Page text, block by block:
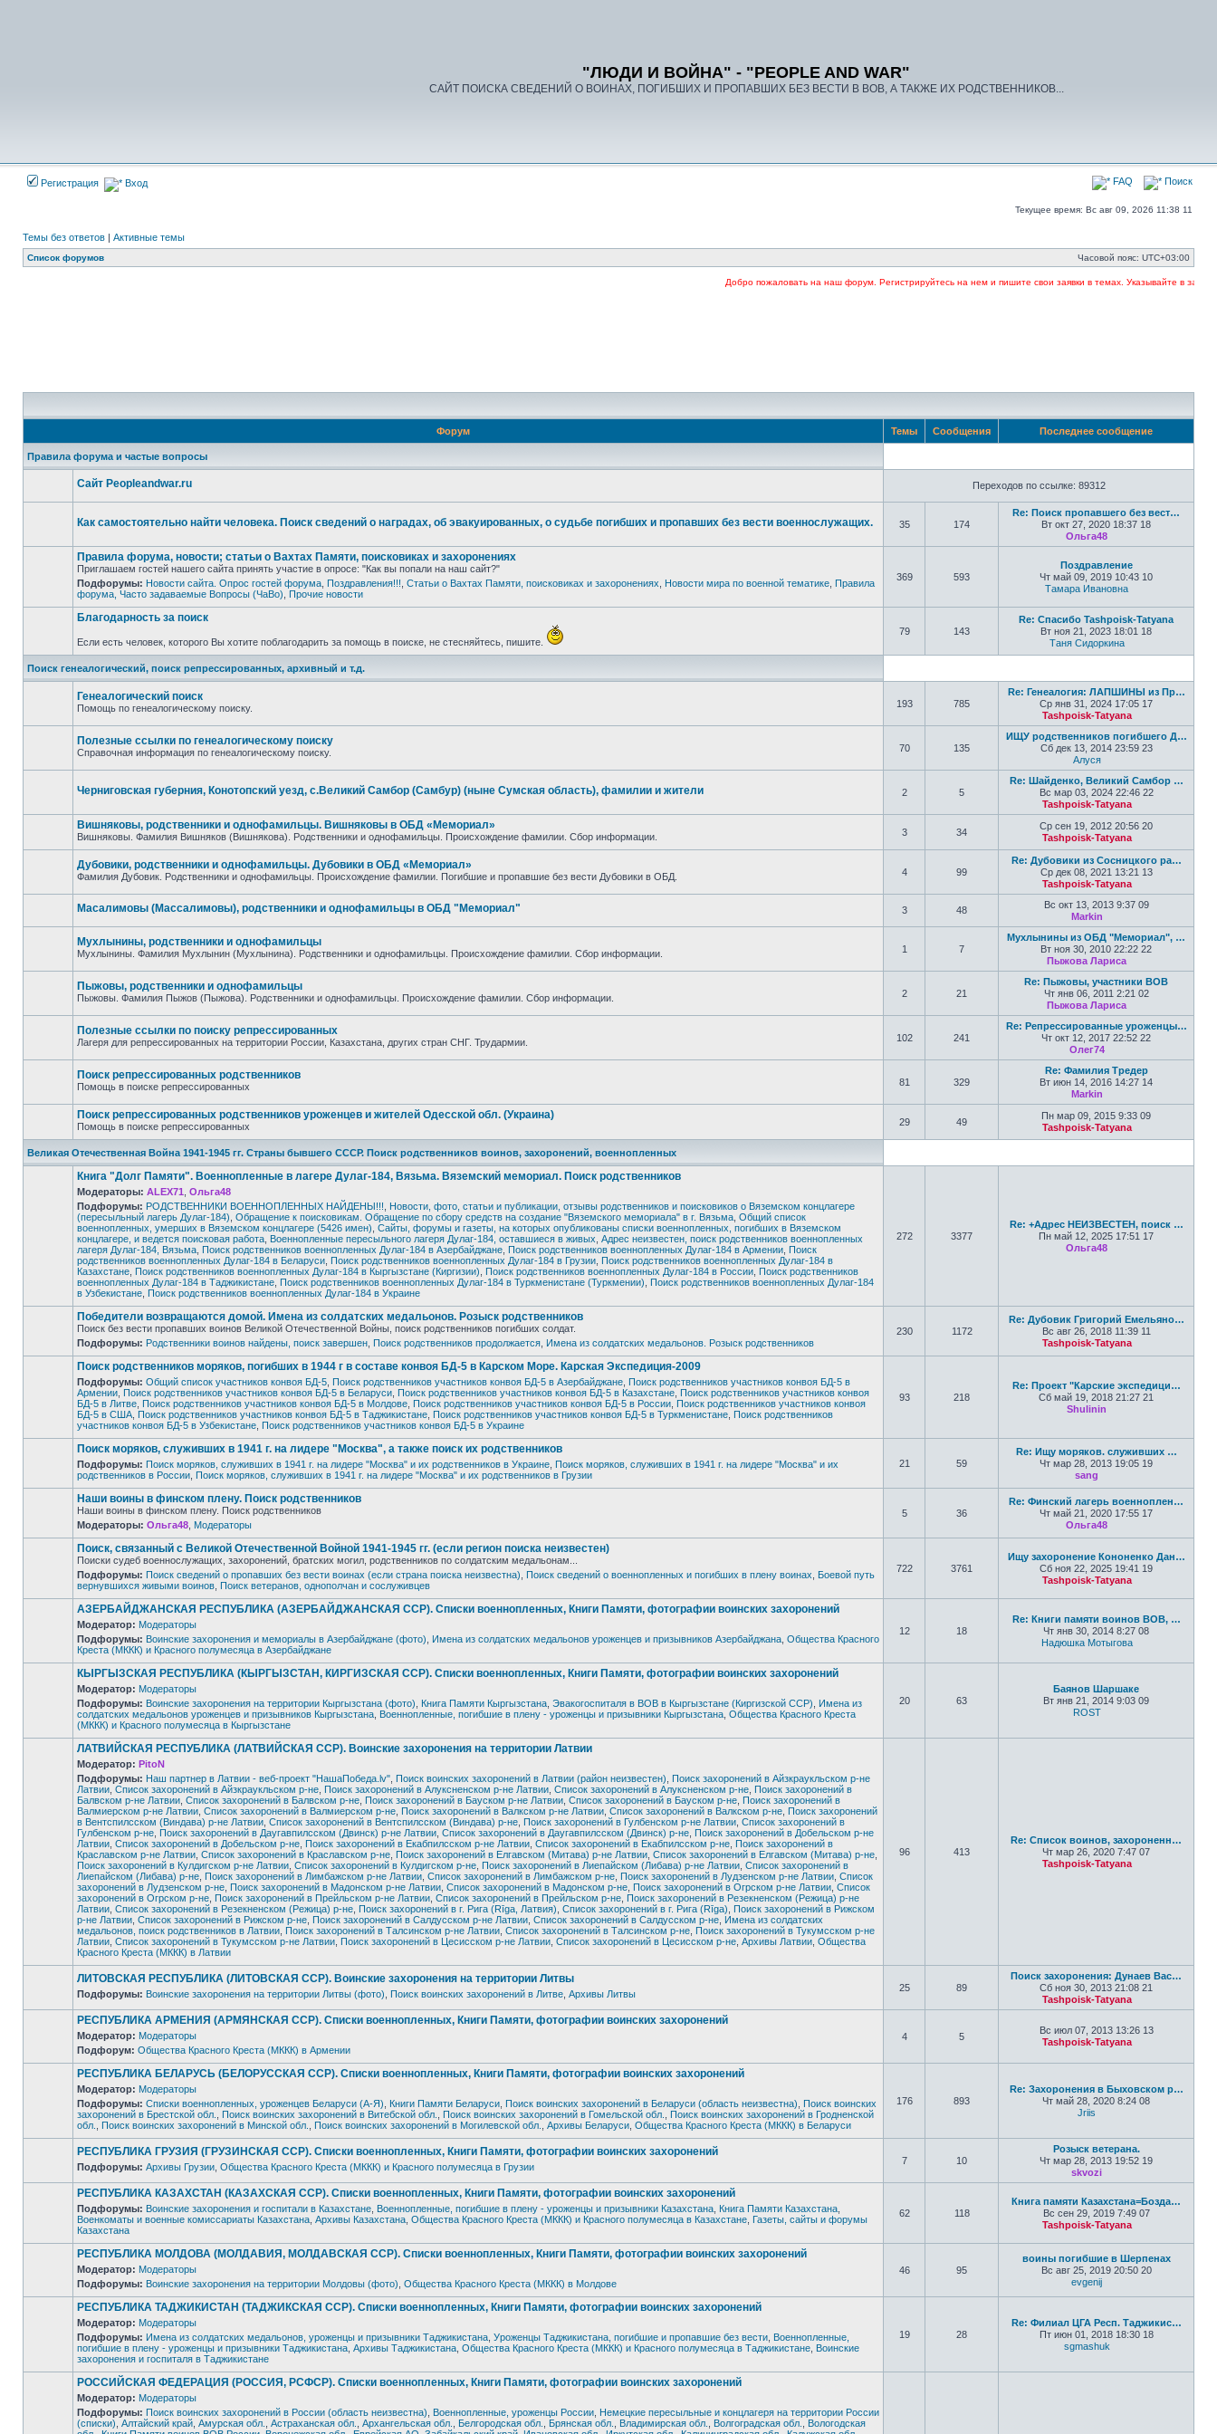
"ЛЮДИ И ВОЙНА" - "PEOPLE AND WAR"
САЙТ ПОИСКА СВЕДЕНИЙ О ВОИНАХ, ПОГИБШИХ И ПРОПАВШИХ БЕЗ ВЕСТИ В ВОВ, А ТАКЖЕ ИХ РОДСТВЕННИКОВ...
Регистрация Вход FAQ Поиск
Текущее время: Вс авг 09, 2026 11:38 11
Темы без ответов | Активные темы
Список форумов Часовой пояс: UTC+03:00
Добро пожаловать на наш форум. Регистрируйтесь на нем и пишите свои заявки в темах. Указывайте в заголовке темы
Форум Темы Сообщения Последнее сообщение
Правила форума и частые вопросы
Нет
сообщений
Сайт Peopleandwar.ru Переходов по ссылке: 89312
непрочитанных
сообщений
Как самостоятельно найти человека. Поиск сведений о наградах, об эвакуированных, о судьбе погибших и пропавших без вести военнослужащих. 35 174
Re: Поиск пропавшего без вест…
Вт окт 27, 2020 18:37 18
Ольга48
Перейти к
Нет
непрочитанных
сообщений
Правила форума, новости; статьи о Вахтах Памяти, поисковиках и захоронениях
Приглашаем гостей нашего сайта принять участие в опросе: "Как вы попали на наш сайт?"
Подфорумы: Новости сайта. Опрос гостей форума Поздравления!!! Статьи о Вахтах Памяти, поисковиках и захоронениях Новости мира по военной тематике Правила
форума, Часто задаваемые Вопросы (ЧаВо) Прочие новости
369 593
Поздравление
Чт май 09, 2019 10:43 10
Тамара Ивановна
Нет
непрочитанных
сообщений
Благодарность за поиск
Если есть человек, которого Вы хотите поблагодарить за помощь в поиске, не стесняйтесь, пишите.
79 143
Re: Спасибо Tashpoisk-Tatyana
Вт ноя 21, 2023 18:01 18
Таня Сидоркина
Поиск генеалогический, поиск репрессированных, архивный и т.д.
непрочитанных
сообщений
Генеалогический поиск
Помощь по генеалогическому поиску. 193 785
Re: Генеалогия: ЛАПШИНЫ из Пр…
Ср янв 31, 2024 17:05 17
Tashpoisk-Tatyana
Перейти к
непрочитанных
Полезные ссылки по генеалогическому поиску
Справочная информация по генеалогическому поиску. 70 135
ИЩУ родственников погибшего Д…
Сб дек 13, 2014 23:59 23
Алуся
Перейти к
непрочитанных
сообщений
Черниговская губерния, Конотопский уезд, с.Великий Самбор (Самбур) (ныне Сумская область), фамилии и жители 2 5
Re: Шайденко, Великий Самбор …
Вс мар 03, 2024 22:46 22
Tashpoisk-Tatyana
Перейти к
сообщений
Вишняковы, родственники и однофамильцы. Вишняковы в ОБД «Мемориал»
Вишняковы. Фамилия Вишняков (Вишнякова). Родственники и однофамильцы. Происхождение фамилии. Сбор информации. 3 34
Ср сен 19, 2012 20:56 20
Tashpoisk-Tatyana
непрочитанных
сообщений
Дубовики, родственники и однофамильцы. Дубовики в ОБД «Мемориал»
Фамилия Дубовик. Родственники и однофамильцы. Происхождение фамилии. Погибшие и пропавшие без вести Дубовики в ОБД. 4 99
Re: Дубовики из Сосницкого ра…
Ср дек 08, 2021 13:21 13
Tashpoisk-Tatyana
Перейти к
Нет
непрочитанных
сообщений
Масалимовы (Массалимовы), родственники и однофамильцы в ОБД "Мемориал" 3 48
Вс окт 13, 2013 9:37 09
Markin
Перейти к
непрочитанных
сообщений
Мухлынины, родственники и однофамильцы
Мухлынины. Фамилия Мухлынин (Мухлынина). Родственники и однофамильцы. Происхождение фамилии. Сбор информации. 1 7
Мухлынины из ОБД "Мемориал", …
Вт ноя 30, 2010 22:22 22
Пыжова Лариса
Перейти к
непрочитанных
сообщений
Пыжовы, родственники и однофамильцы
Пыжовы. Фамилия Пыжов (Пыжова). Родственники и однофамильцы. Происхождение фамилии. Сбор информации. 2 21
Re: Пыжовы, участники ВОВ
Чт янв 06, 2011 2:21 02
Пыжова Лариса
Перейти к
непрочитанных
сообщений
Полезные ссылки по поиску репрессированных
Лагеря для репрессированных на территории России, Казахстана, других стран СНГ. Трудармии. 102 241
Re: Репрессированные уроженцы…
Чт окт 12, 2017 22:52 22
Олег74
Перейти к
непрочитанных
сообщений
Поиск репрессированных родственников
Помощь в поиске репрессированных 81 329
Re: Фамилия Тредер
Вт июн 14, 2016 14:27 14
Markin
Перейти к
сообщений
Поиск репрессированных родственников уроженцев и жителей Одесской обл. (Украина)
Помощь в поиске репрессированных 29 49
Пн мар 09, 2015 9:33 09
Tashpoisk-Tatyana
Великая Отечественная Война 1941-1945 гг. Страны бывшего СССР. Поиск родственников воинов, захоронений, военнопленных
Нет
непрочитанных
сообщений
Книга "Долг Памяти". Военнопленные в лагере Дулаг-184, Вязьма. Вяземский мемориал. Поиск родственников
Модераторы: ALEX71 Ольга48
Подфорумы: РОДСТВЕННИКИ ВОЕННОПЛЕННЫХ НАЙДЕНЫ!!!
Новости, фото, статьи и публикации, отзывы родственников и поисковиков о Вяземском концлагере
(пересыльный лагерь Дулаг-184) Обращение к поисковикам. Обращение по сбору средств на создание "Вяземского мемориала" в г. Вязьма Общий список
военнопленных, умерших в Вяземском концлагере (5426 имен) Сайты, форумы и газеты, на которых опубликованы списки военнопленных, погибших в Вяземском
концлагере, и ведется поисковая работа Военнопленные пересыльного лагеря Дулаг-184, оставшиеся в живых Адрес неизвестен, поиск родственников военнопленных
лагеря Дулаг-184, Вязьма Поиск родственников военнопленных Дулаг-184 в Азербайджане Поиск родственников военнопленных Дулаг-184 в Армении Поиск
родственников военнопленных Дулаг-184 в Беларуси Поиск родственников военнопленных Дулаг-184 в Грузии Поиск родственников военнопленных Дулаг-184 в
Казахстане Поиск родственников военнопленных Дулаг-184 в Кыргызстане (Киргизии) Поиск родственников военнопленных Дулаг-184 в России Поиск родственников
военнопленных Дулаг-184 в Таджикистане Поиск родственников военнопленных Дулаг-184 в Туркменистане (Туркмении) Поиск родственников военнопленных Дулаг-184
в Узбекистане Поиск родственников военнопленных Дулаг-184 в Украине
272 3377
Re: +Адрес НЕИЗВЕСТЕН, поиск …
Пн май 12, 2025 17:51 17
Ольга48
Нет
непрочитанных
сообщений
Победители возвращаются домой. Имена из солдатских медальонов. Розыск родственников
Поиск без вести пропавших воинов Великой Отечественной Войны, поиск родственников погибших солдат.
Подфорумы: Родственники воинов найдены, поиск завершен Поиск родственников продолжается Имена из солдатских медальонов. Розыск родственников
230 1172
Re: Дубовик Григорий Емельяно…
Вс авг 26, 2018 11:39 11
Tashpoisk-Tatyana
Нет
непрочитанных
сообщений
Поиск родственников моряков, погибших в 1944 г в составе конвоя БД-5 в Карском Море. Карская Экспедиция-2009
Подфорумы: Общий список участников конвоя БД-5 Поиск родственников участников конвоя БД-5 в Азербайджане Поиск родственников участников конвоя БД-5 в
Армении Поиск родственников участников конвоя БД-5 в Беларуси Поиск родственников участников конвоя БД-5 в Казахстане Поиск родственников участников конвоя
БД-5 в Литве Поиск родственников участников конвоя БД-5 в Молдове Поиск родственников участников конвоя БД-5 в России Поиск родственников участников конвоя
БД-5 в США Поиск родственников участников конвоя БД-5 в Таджикистане Поиск родственников участников конвоя БД-5 в Туркменистане Поиск родственников
участников конвоя БД-5 в Узбекистане Поиск родственников участников конвоя БД-5 в Украине
93 218
Re: Проект "Карские экспедици…
Сб май 19, 2018 21:27 21
Shulinin
Нет
непрочитанных
сообщений
Поиск моряков, служивших в 1941 г. на лидере "Москва", а также поиск их родственников
Подфорумы: Поиск моряков, служивших в 1941 г. на лидере "Москва" и их родственников в Украине Поиск моряков, служивших в 1941 г. на лидере "Москва" и их
родственников в России Поиск моряков, служивших в 1941 г. на лидере "Москва" и их родственников в Грузии
21 59
Re: Ищу моряков. служивших …
Чт мар 28, 2013 19:05 19
sang
Нет
непрочитанных
сообщений
Наши воины в финском плену. Поиск родственников
Наши воины в финском плену. Поиск родственников
Модераторы: Ольга48 Модераторы
5 36
Re: Финский лагерь военноплен…
Чт май 21, 2020 17:55 17
Ольга48
Нет
непрочитанных
сообщений
Поиск, связанный с Великой Отечественной Войной 1941-1945 гг. (если регион поиска неизвестен)
Поиски судеб военнослужащих, захоронений, братских могил, родственников по солдатским медальонам...
Подфорумы: Поиск сведений о пропавших без вести воинах (если страна поиска неизвестна) Поиск сведений о военнопленных и погибших в плену воинах
Боевой путь
вернувшихся живыми воинов Поиск ветеранов, однополчан и сослуживцев
722 3761
Ищу захоронение Кононенко Дан…
Сб ноя 22, 2025 19:41 19
Tashpoisk-Tatyana
Нет
непрочитанных
сообщений
АЗЕРБАЙДЖАНСКАЯ РЕСПУБЛИКА (АЗЕРБАЙДЖАНСКАЯ ССР). Списки военнопленных, Книги Памяти, фотографии воинских захоронений
Модератор: Модераторы
Подфорумы: Воинские захоронения и мемориалы в Азербайджане (фото) Имена из солдатских медальонов уроженцев и призывников Азербайджана Общества Красного
Креста (МККК) и Красного полумесяца в Азербайджане
12 18
Re: Книги памяти воинов ВОВ, …
Чт янв 30, 2014 8:27 08
Надюшка Мотыгова
Нет
непрочитанных
КЫРГЫЗСКАЯ РЕСПУБЛИКА (КЫРГЫЗСТАН, КИРГИЗСКАЯ ССР). Списки военнопленных, Книги Памяти, фотографии воинских захоронений
Модератор: Модераторы
Подфорумы: Воинские захоронения на территории Кыргызстана (фото) Книга Памяти Кыргызстана Эвакогоспиталя в ВОВ в Кыргызстане (Киргизской ССР)
Имена из
солдатских медальонов уроженцев и призывников Кыргызстана Военнопленные, погибшие в плену - уроженцы и призывники Кыргызстана Общества Красного Креста
(МККК) и Красного полумесяца в Кыргызстане
20 63
Баянов Шаршаке
Вт янв 21, 2014 9:03 09
ROST
Нет
непрочитанных
сообщений
ЛАТВИЙСКАЯ РЕСПУБЛИКА (ЛАТВИЙСКАЯ ССР). Воинские захоронения на территории Латвии
Модератор: PitoN
Подфорумы: Наш партнер в Латвии - веб-проект "НашаПобеда.lv" Поиск воинских захоронений в Латвии (район неизвестен) Поиск захоронений в Айзкраукльском р-не
Латвии Список захоронений в Айзкраукльском р-не Поиск захоронений в Алуксненском р-не Латвии Список захоронений в Алуксненском р-не Поиск захоронений в
Балвском р-не Латвии Список захоронений в Балвском р-не Поиск захоронений в Бауском р-не Латвии Список захоронений в Бауском р-не Поиск захоронений в
Валмиерском р-не Латвии Список захоронений в Валмиерском р-не Поиск захоронений в Валкском р-не Латвии Список захоронений в Валкском р-не Поиск захоронений
в Вентспилсском (Виндава) р-не Латвии Список захоронений в Вентспилсском (Виндава) р-не Поиск захоронений в Гулбенском р-не Латвии Список захоронений в
Гулбенском р-не Поиск захоронений в Даугавпилсском (Двинск) р-не Латвии Список захоронений в Даугавпилсском (Двинск) р-не Поиск захоронений в Добельском р-не
Латвии Список захоронений в Добельском р-не Поиск захоронений в Екабпилсском р-не Латвии Список захоронений в Екабпилсском р-не Поиск захоронений в
Краславском р-не Латвии Список захоронений в Краславском р-не Поиск захоронений в Елгавском (Митава) р-не Латвии Список захоронений в Елгавском (Митава) р-не
Поиск захоронений в Кулдигском р-не Латвии Список захоронений в Кулдигском р-не Поиск захоронений в Лиепайском (Либава) р-не Латвии Список захоронений в
Лиепайском (Либава) р-не Поиск захоронений в Лимбажском р-не Латвии Список захоронений в Лимбажском р-не Поиск захоронений в Лудзенском р-не Латвии Список
захоронений в Лудзенском р-не Поиск захоронений в Мадонском р-не Латвии Список захоронений в Мадонском р-не Поиск захоронений в Огрском р-не Латвии Список
захоронений в Огрском р-не Поиск захоронений в Прейльском р-не Латвии Список захоронений в Прейльском р-не Поиск захоронений в Резекненском (Режица) р-не
Латвии Список захоронений в Резекненском (Режица) р-не Поиск захоронений в г. Рига (Rīga, Латвия) Список захоронений в г. Рига (Rīga) Поиск захоронений в Рижском
р-не Латвии Список захоронений в Рижском р-не Поиск захоронений в Салдусском р-не Латвии Список захоронений в Салдусском р-не Имена из солдатских
медальонов, поиск родственников в Латвии Поиск захоронений в Талсинском р-не Латвии Список захоронений в Талсинском р-не Поиск захоронений в Тукумсском р-не
Латвии Список захоронений в Тукумсском р-не Латвии Поиск захоронений в Цесисском р-не Латвии Список захоронений в Цесисском р-не Архивы Латвии Общества
Красного Креста (МККК) в Латвии
96 413
Re: Список воинов, захороненн…
Чт мар 26, 2020 7:47 07
Tashpoisk-Tatyana
непрочитанных
сообщений
ЛИТОВСКАЯ РЕСПУБЛИКА (ЛИТОВСКАЯ ССР). Воинские захоронения на территории Литвы
Подфорумы: Воинские захоронения на территории Литвы (фото) Поиск воинских захоронений в Литве Архивы Литвы
25 89
Поиск захоронения: Дунаев Вас…
Сб ноя 30, 2013 21:08 21
Tashpoisk-Tatyana
Перейти к
Нет
непрочитанных
сообщений
РЕСПУБЛИКА АРМЕНИЯ (АРМЯНСКАЯ ССР). Списки военнопленных, Книги Памяти, фотографии воинских захоронений
Модератор: Модераторы
Подфорум: Общества Красного Креста (МККК) в Армении
4 5
Вс июл 07, 2013 13:26 13
Tashpoisk-Tatyana
Нет
непрочитанных
РЕСПУБЛИКА БЕЛАРУСЬ (БЕЛОРУССКАЯ ССР). Списки военнопленных, Книги Памяти, фотографии воинских захоронений
Модератор: Модераторы
Подфорумы: Списки военнопленных, уроженцев Беларуси (А-Я) Книги Памяти Беларуси Поиск воинских захоронений в Беларуси (область неизвестна) Поиск воинских
захоронений в Брестской обл.
Поиск воинских захоронений в Витебской обл. Поиск воинских захоронений в Гомельской обл.
Поиск воинских захоронений в Гродненской
обл.
Поиск воинских захоронений в Минской обл. Поиск воинских захоронений в Могилевской обл. Архивы Беларуси Общества Красного Креста (МККК) в Беларуси
176 893
Re: Захоронения в Быховском р…
Чт май 28, 2020 8:24 08
Jriis
непрочитанных
сообщений
РЕСПУБЛИКА ГРУЗИЯ (ГРУЗИНСКАЯ ССР). Списки военнопленных, Книги Памяти, фотографии воинских захоронений
Подфорумы: Архивы Грузии Общества Красного Креста (МККК) и Красного полумесяца в Грузии
7 10
Розыск ветерана.
Чт мар 28, 2013 19:52 19
skvozi
Перейти к
Нет
сообщений
РЕСПУБЛИКА КАЗАХСТАН (КАЗАХСКАЯ ССР). Списки военнопленных, Книги Памяти, фотографии воинских захоронений
Подфорумы: Воинские захоронения и госпитали в Казахстане Военнопленные, погибшие в плену - уроженцы и призывники Казахстана Книга Памяти Казахстана
Военкоматы и военные комиссариаты Казахстана Архивы Казахстана Общества Красного Креста (МККК) и Красного полумесяца в Казахстане Газеты, сайты и форумы
Казахстана
62 118
Книга памяти Казахстана=Бозда…
Вс сен 29, 2019 7:49 07
Tashpoisk-Tatyana
Нет
непрочитанных
сообщений
РЕСПУБЛИКА МОЛДОВА (МОЛДАВИЯ, МОЛДАВСКАЯ ССР). Списки военнопленных, Книги Памяти, фотографии воинских захоронений
Модератор: Модераторы
Подфорумы: Воинские захоронения на территории Молдовы (фото) Общества Красного Креста (МККК) в Молдове
46 95
воины погибшие в Шерпенах
Вс авг 25, 2019 20:50 20
evgenij
Нет
непрочитанных
РЕСПУБЛИКА ТАДЖИКИСТАН (ТАДЖИКСКАЯ ССР). Списки военнопленных, Книги Памяти, фотографии воинских захоронений
Модератор: Модераторы
Подфорумы: Имена из солдатских медальонов, уроженцы и призывники Таджикистана Уроженцы Таджикистана, погибшие и пропавшие без вести Военнопленные,
погибшие в плену - уроженцы и призывники Таджикистана Архивы Таджикистана Общества Красного Креста (МККК) и Красного полумесяца в Таджикистане Воинские
захоронения и госпиталя в Таджикистане
19 28
Re: Филиал ЦГА Респ. Таджикис…
Пт июн 01, 2018 18:30 18
sgmashuk
РОССИЙСКАЯ ФЕДЕРАЦИЯ (РОССИЯ, РСФСР). Списки военнопленных, Книги Памяти, фотографии воинских захоронений
Модератор: Модераторы
Подфорумы: Поиск воинских захоронений в России (область неизвестна) Военнопленные, уроженцы России Немецкие пересыльные и концлагеря на территории России
(списки) Алтайский край Амурская обл. Астраханская обл. Архангельская обл. Белгородская обл. Брянская обл. Владимирская обл. Волгоградская обл.
Вологодская